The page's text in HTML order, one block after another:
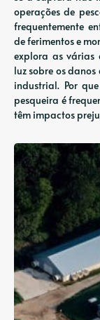
operações de
frequentemente
de ferimentos e
explora as várias
luz sobre os
industrial. Por
pesqueira é
têm impactos